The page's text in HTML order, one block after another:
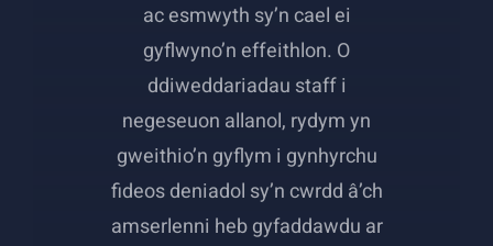
ac esmwyth sy’n cael ei
gyflwyno’n effeithlon. O
ddiweddariadau staff i
negeseuon allanol, rydym yn
gweithio’n gyflym i gynhyrchu
fideos deniadol sy’n cwrdd â’ch
amserlenni heb gyfaddawdu ar